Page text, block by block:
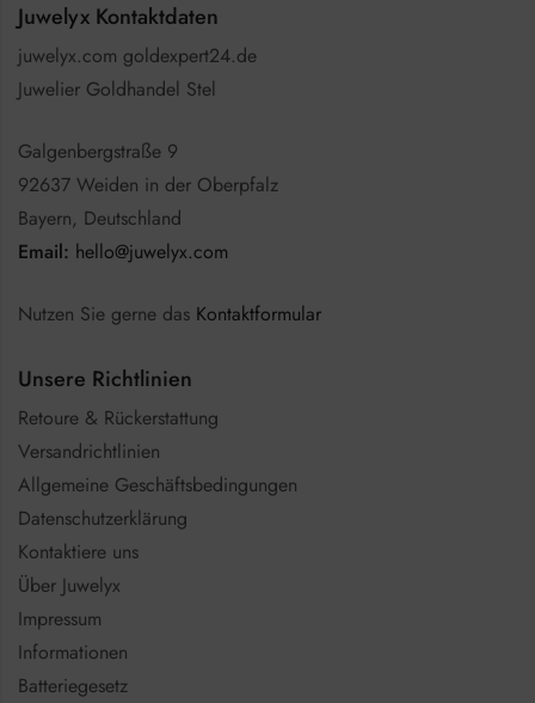
Juwelyx Kontaktdaten
juwelyx.com goldexpert24.de
Juwelier Goldhandel Stel
Galgenbergstraße 9
92637 Weiden in der Oberpfalz
Bayern, Deutschland
Email: hello@juwelyx.com
Nutzen Sie gerne das Kontaktformular
Unsere Richtlinien
Retoure & Rückerstattung
Versandrichtlinien
Allgemeine Geschäftsbedingungen
Datenschutzerklärung
Kontaktiere uns
Über Juwelyx
Impressum
Informationen
Batteriegesetz